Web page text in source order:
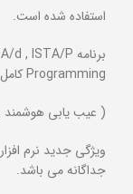
استفاده شده است.
Programming کامل محصولات BMW ارائه میشود.
( عیب یابی هوشمند
جداگانه می باشد.